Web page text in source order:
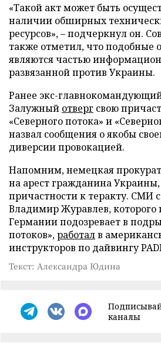
«Такой акт может быть
наличии обширных
ресурсов», – подчеркнул он.
также отметил, что подобные
являются частью
развязанной против Украины.
Ранее экс-
Залужный отверг свою
«Северного потока» и
назвал сообщения о якобы
диверсии провокацией.
Напомним, немецкая
на арест гражданина Украины,
причастности к теракту. СМИ
Владимир Журавлев, которого
Германии подозревает в
потоков»,работалв
инструкторов по дайвингу
Текст: Александра Юдина
каналы